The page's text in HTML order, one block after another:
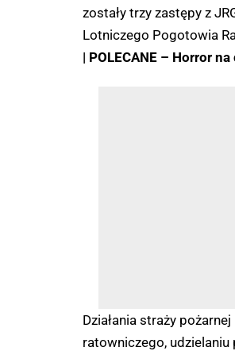
zostały trzy zastępy z
Lotniczego Pogotowia
| POLECANE – Horror na
Działania straży
ratowniczego,